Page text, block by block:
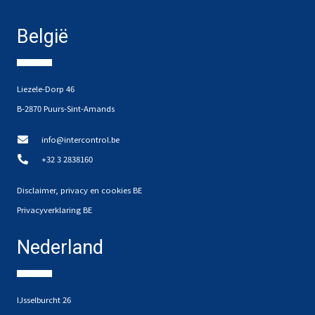
België
Liezele-Dorp 46
B-2870 Puurs-Sint-Amands
info@intercontrol.be
+32 3 2838160
Disclaimer, privacy en cookies BE
Privacyverklaring BE
Nederland
IJsselburcht 26